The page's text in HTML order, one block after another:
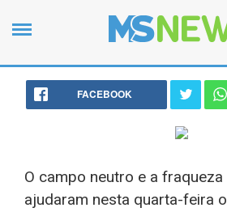
FACEBOOK
O campo neutro e a
ajudaram nesta quarta-feira